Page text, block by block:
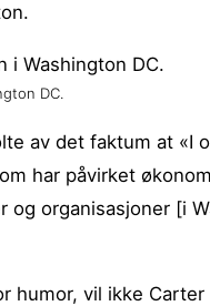
DC.
av det faktum at «I
har påvirket
og organisasjoner [i
humor, vil ikke